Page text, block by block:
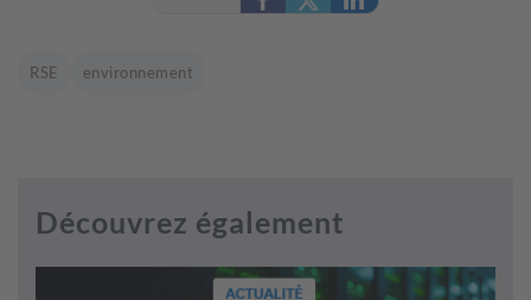
RSE environnement
Découvrez également